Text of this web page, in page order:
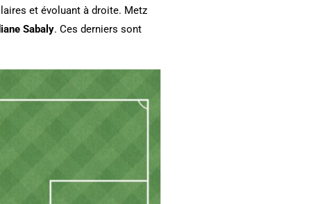
et évoluant à droite. Metz
Sabaly. Ces derniers sont